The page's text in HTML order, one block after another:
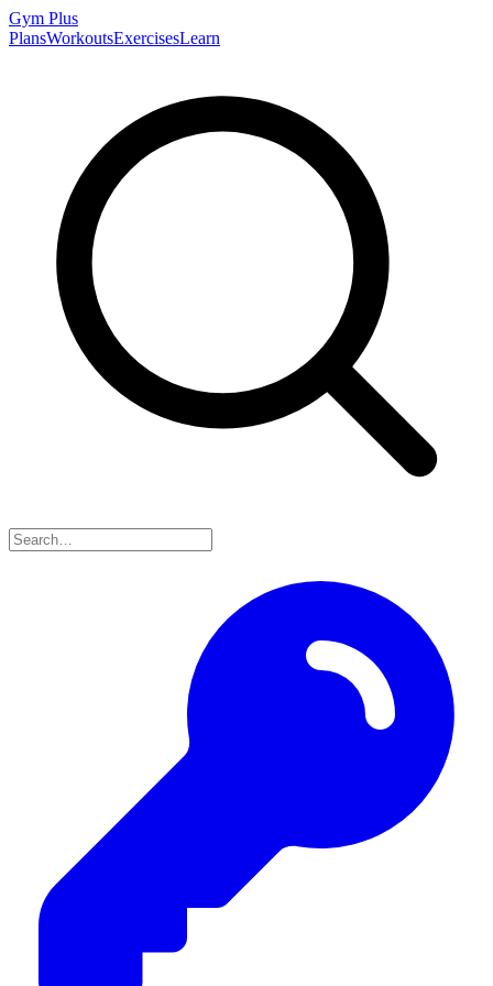
Gym Plus
PlansWorkoutsExercisesLearn